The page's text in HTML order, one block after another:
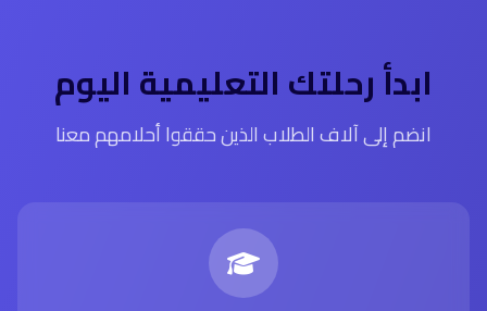
ابدأ رحلتك التعليمية اليوم
انضم إلى آلاف الطلاب الذين حققوا أحلامهم معنا